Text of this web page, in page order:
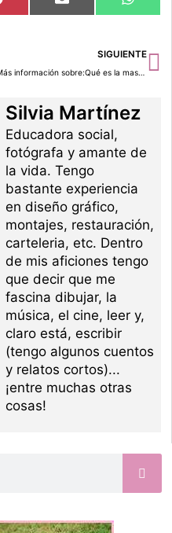
en
Pinterest
en
Email
en
SIGUIENTE
Más información sobre:Qué es la mastitis
Silvia Martínez
Educadora social,
fotógrafa y amante de
la vida. Tengo
bastante experiencia
en diseño gráfico,
montajes, restauración,
carteleria, etc. Dentro
de mis aficiones tengo
que decir que me
fascina dibujar, la
música, el cine, leer y,
claro está, escribir
(tengo algunos cuentos
y relatos cortos)...
¡entre muchas otras
cosas!